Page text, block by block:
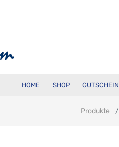
HOME SHOP GUTSCHEIN
Produkte